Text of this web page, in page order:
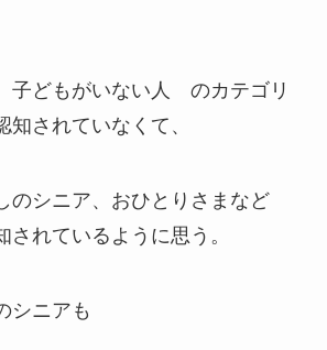
どもがいない人 のカテゴリ
知されていなくて、
のシニア、おひとりさまなど
されているように思う。
シニアも